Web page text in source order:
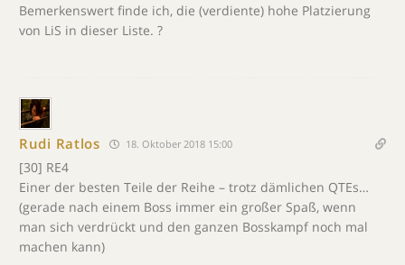
Bemerkenswert finde ich, die (verdiente) hohe Platzierung
von LiS in dieser Liste. ?
Rudi Ratlos 18. Oktober 2018 15:00
[30] RE4
Einer der besten Teile der Reihe – trotz dämlichen QTEs…
(gerade nach einem Boss immer ein großer Spaß, wenn
man sich verdrückt und den ganzen Bosskampf noch mal
machen kann)